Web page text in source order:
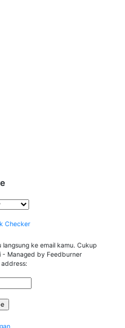
ke email kamu. Cukup
- Managed by Feedburner